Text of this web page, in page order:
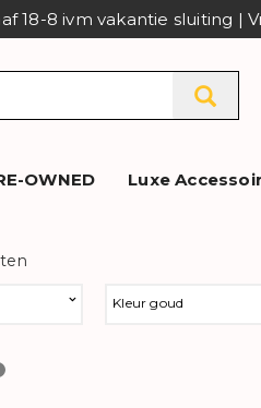
18-8 ivm vakantie sluiting |
OWNED Luxe
Kleur goud